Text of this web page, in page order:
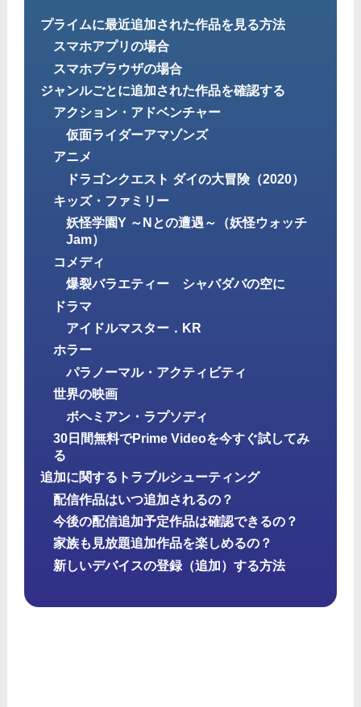
プライムに最近追加された作品を見る方法
スマホアプリの場合
スマホブラウザの場合
ジャンルごとに追加された作品を確認する
アクション・アドベンチャー
仮面ライダーアマゾンズ
アニメ
ドラゴンクエスト ダイの大冒険（2020）
キッズ・ファミリー
妖怪学園Y ～Nとの遭遇～（妖怪ウォッチ
Jam）
コメディ
爆裂バラエティー シャバダバの空に
ドラマ
アイドルマスター．KR
ホラー
パラノーマル・アクティビティ
世界の映画
ボヘミアン・ラプソディ
30日間無料でPrime Videoを今すぐ試してみ
る
追加に関するトラブルシューティング
配信作品はいつ追加されるの？
今後の配信追加予定作品は確認できるの？
家族も見放題追加作品を楽しめるの？
新しいデバイスの登録（追加）する方法